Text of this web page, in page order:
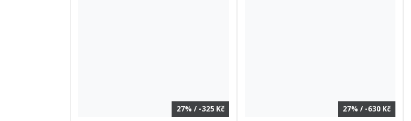
27% / -325 Kč 27% / -630 Kč